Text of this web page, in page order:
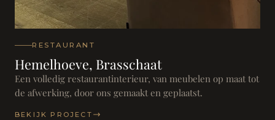
RESTAURANT
Hemelhoeve, Brasschaat
Een volledig restaurantinterieur, van meubelen op maat tot
de afwerking, door ons gemaakt en geplaatst.
BEKIJK PROJECT